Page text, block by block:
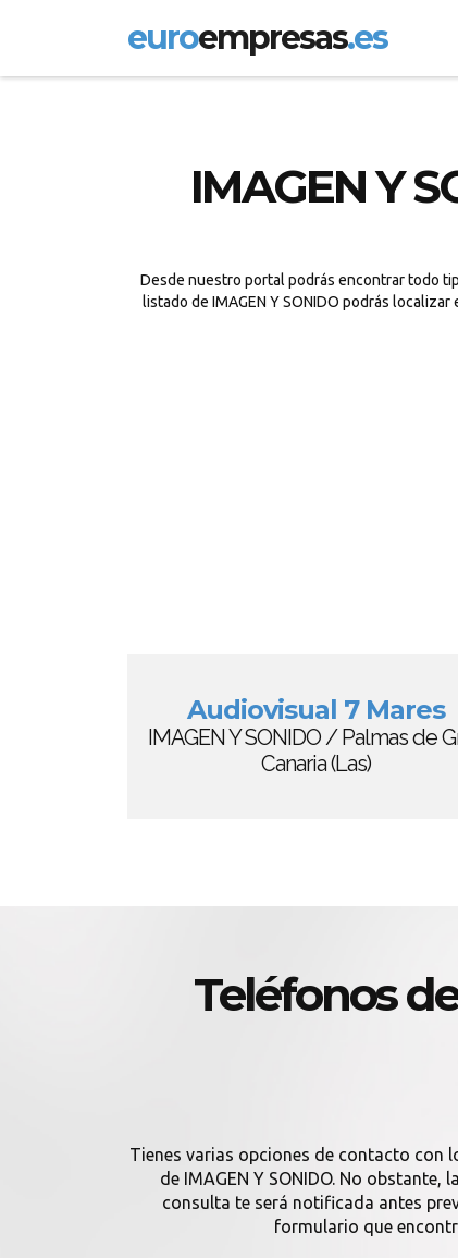
euroempresas.es
IMAGEN Y
Desde nuestro portal podrás encontrar todo
listado de IMAGEN Y SONIDO podrás
Audiovisual 7 Mares
IMAGEN Y SONIDO / Palmas de
Canaria (Las)
Teléfonos
Tienes varias opciones de contacto con
de IMAGEN Y SONIDO. No
consulta te será notificada antes
formulario que